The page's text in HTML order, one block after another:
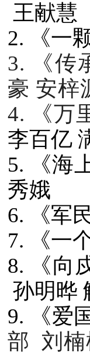
王献慧
2.
《一
3.
《传
豪 安梓
4.
《
李百亿
5.
《海
秀娥
6.
《军
7.
《一
8.
《
孙明晔
9.
《爱
部 刘